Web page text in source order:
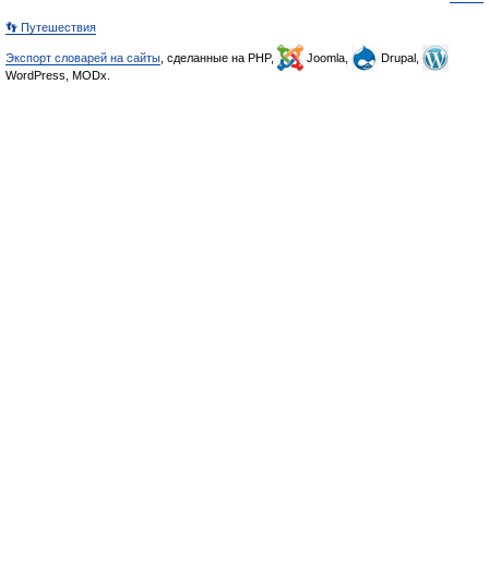
👣 Путешествия
Экспорт словарей на сайты , сделанные на PHP, Joomla,
Drupal,
WordPress, MODx.